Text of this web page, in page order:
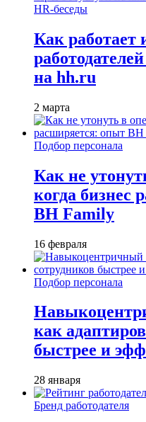
HR-беседы
Как работает
на hh.ru
2 марта
Подбор персонала
Как не
когда бизнес
BH Family
16 февраля
Подбор персонала
как
быстрее и
28 января
Бренд работодателя